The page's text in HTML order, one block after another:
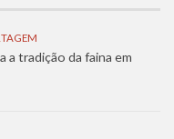
a tradição da faina em